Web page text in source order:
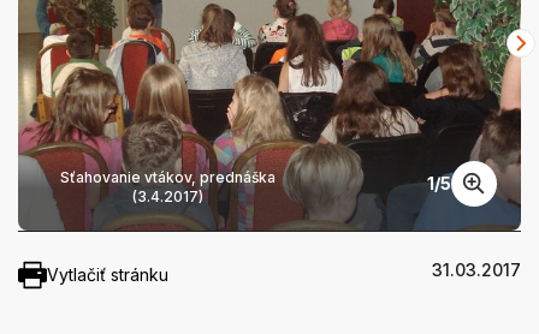
Sťahovanie vtákov, prednáška
(3.4.2017)
1/5
Vytlačiť stránku 31.03.2017